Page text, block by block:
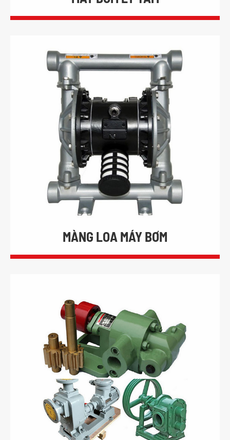
MÀNG LOA MÁY BƠM